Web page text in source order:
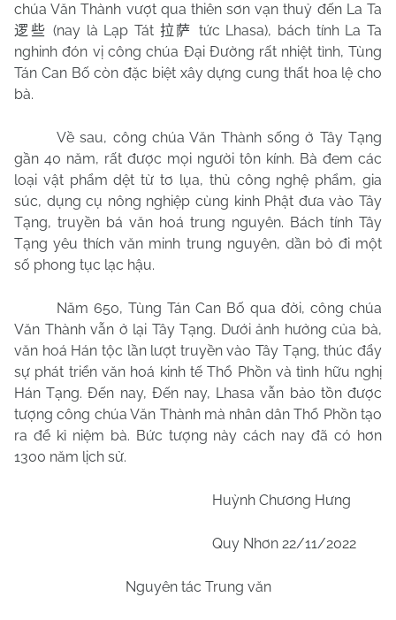
chúa Văn Thành vượt qua thiên sơn vạn thuỷ đến La Ta
逻些 (nay là Lạp Tát 拉萨 tức Lhasa), bách tính La Ta
nghinh đón vị công chúa Đại Đường rất nhiệt tình, Tùng
Tán Can Bố còn đặc biệt xây dựng cung thất hoa lệ cho
bà.
Về sau, công chúa Văn Thành sống ở Tây Tạng
gần 40 năm, rất được mọi người tôn kính. Bà đem các
loại vật phẩm dệt từ tơ lụa, thủ công nghệ phẩm, gia
súc, dụng cụ nông nghiệp cùng kinh Phật đưa vào Tây
Tạng, truyền bá văn hoá trung nguyên. Bách tính Tây
Tạng yêu thích văn minh trung nguyên, dần bỏ đi một
số phong tục lạc hậu.
Năm 650, Tùng Tán Can Bố qua đời, công chúa
Văn Thành vẫn ở lại Tây Tạng. Dưới ảnh hưởng của bà,
văn hoá Hán tộc lần lượt truyền vào Tây Tạng, thúc đẩy
sự phát triển văn hoá kinh tế Thổ Phồn và tình hữu nghị
Hán Tạng. Đến nay, Đến nay, Lhasa vẫn bảo tồn được
tượng công chúa Văn Thành mà nhân dân Thổ Phồn tạo
ra để kỉ niệm bà. Bức tượng này cách nay đã có hơn
1300 năm lịch sử.
Huỳnh Chương Hưng
Quy Nhơn 22/11/2022
Nguyên tác Trung văn